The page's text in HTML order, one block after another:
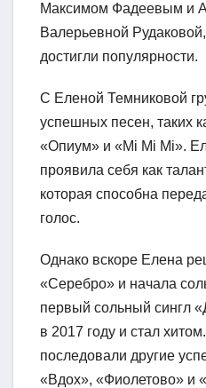
Максимом Фадеевым и
Валерьевной
достигли популярности.
С Еленой Темниковой
успешных песен, таких
«Опиум» и «Mi Mi Mi».
проявила себя как
которая способна
голос.
Однако вскоре Елена
«Серебро» и начала
первый сольный сингл
в 2017 году и стал
последовали другие
«Вдох», «Фиолетово» и